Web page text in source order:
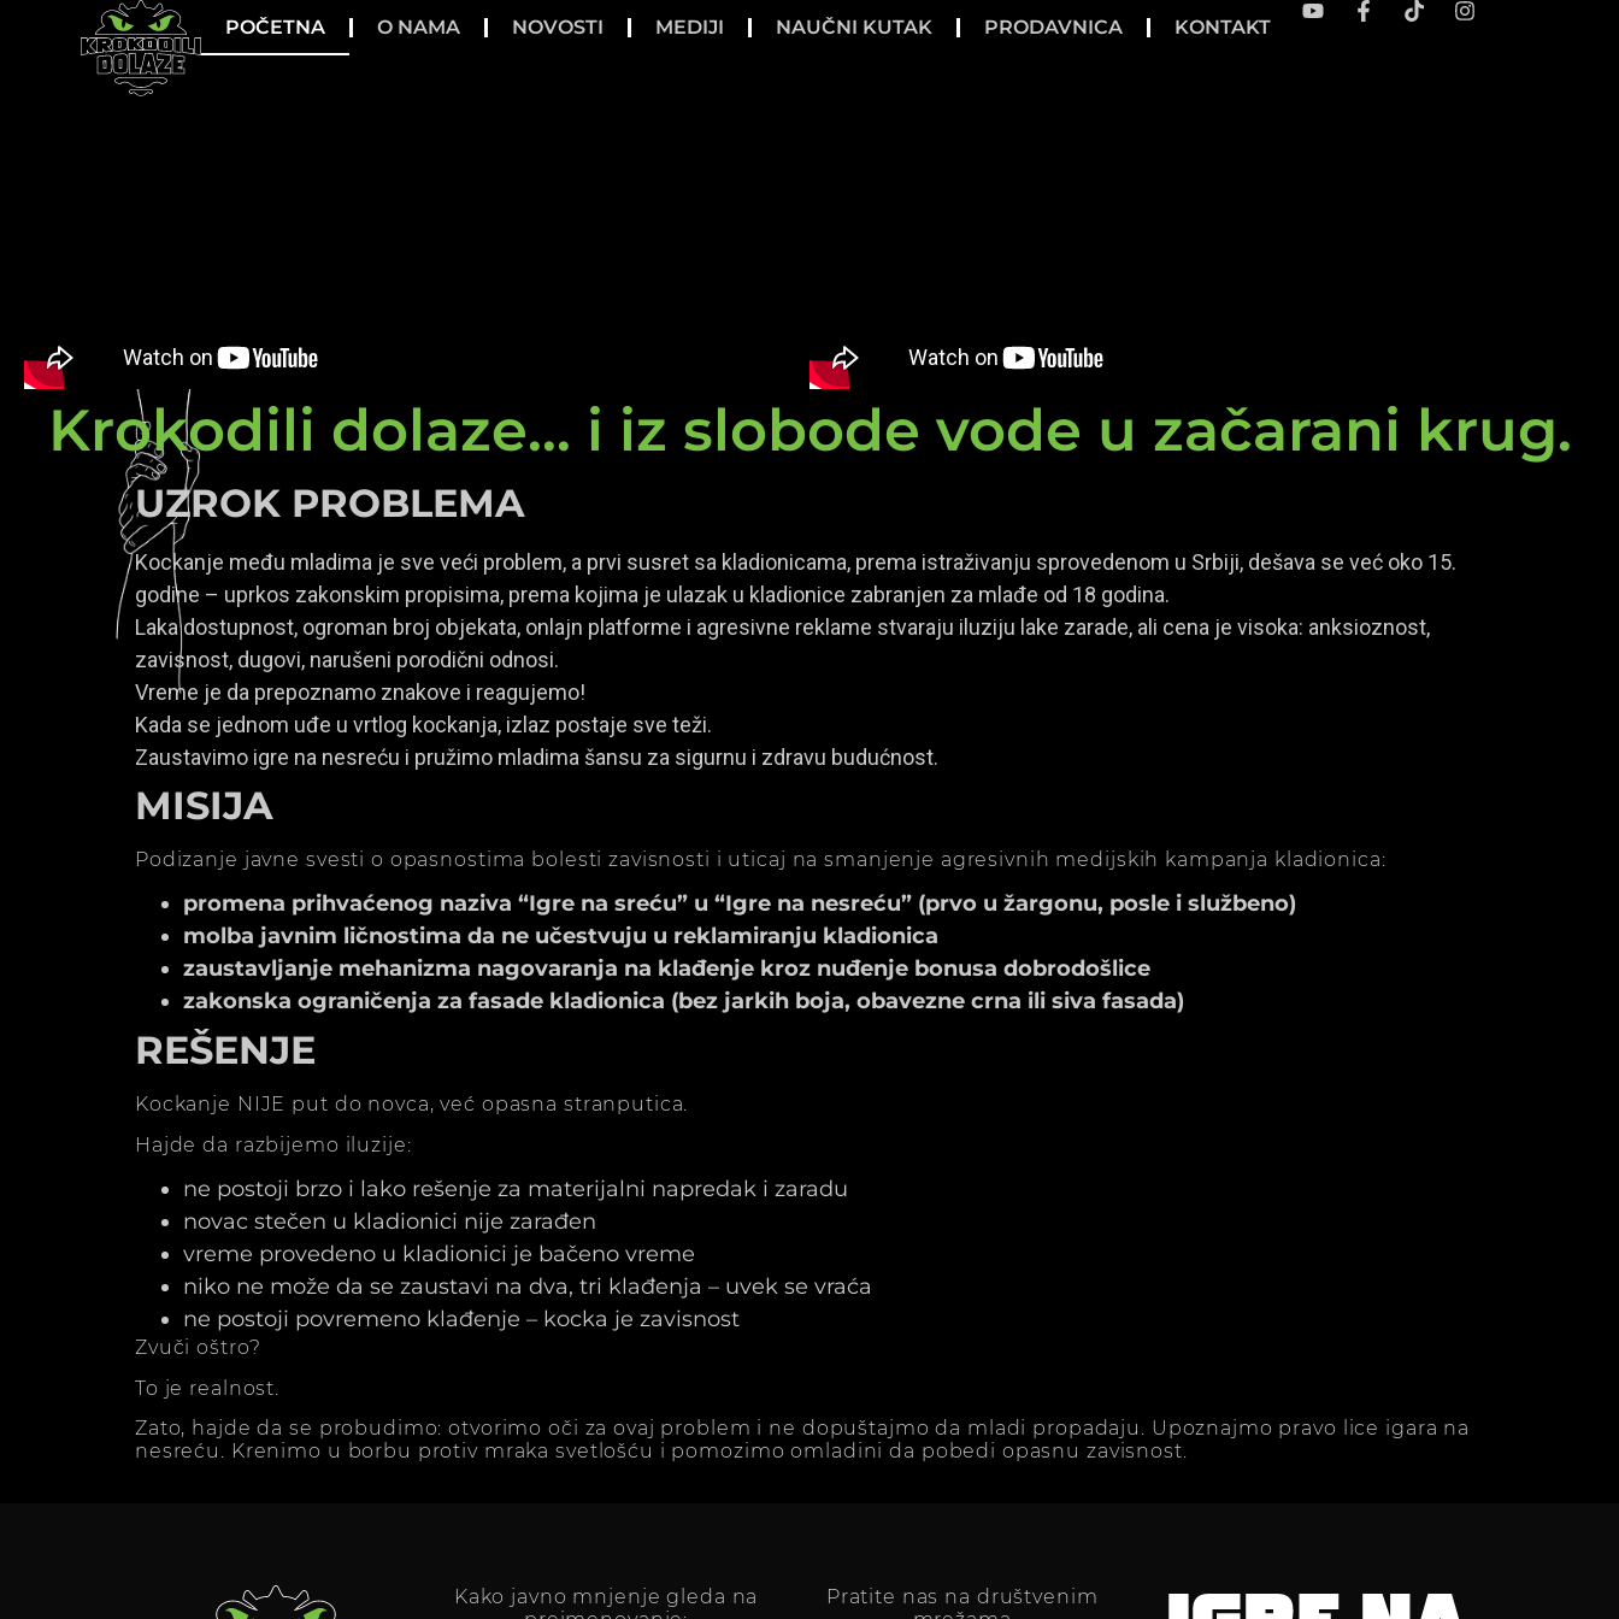
POČETNA O NAMA NOVOSTI MEDIJI NAUČNI KUTAK PRODAVNICA KONTAKT
Krokodili dolaze... i iz slobode vode u začarani krug.
UZROK PROBLEMA
Kockanje među mladima je sve veći problem, a prvi susret sa kladionicama, prema istraživanju sprovedenom u Srbiji, dešava se već oko 15.
godine – uprkos zakonskim propisima, prema kojima je ulazak u kladionice zabranjen za mlađe od 18 godina.
Laka dostupnost, ogroman broj objekata, onlajn platforme i agresivne reklame stvaraju iluziju lake zarade, ali cena je visoka: anksioznost,
zavisnost, dugovi, narušeni porodični odnosi.
Vreme je da prepoznamo znakove i reagujemo!
Kada se jednom uđe u vrtlog kockanja, izlaz postaje sve teži.
Zaustavimo igre na nesreću i pružimo mladima šansu za sigurnu i zdravu budućnost.
MISIJA
Podizanje javne svesti o opasnostima bolesti zavisnosti i uticaj na smanjenje agresivnih medijskih kampanja kladionica:
promena prihvaćenog naziva “Igre na sreću” u “Igre na nesreću” (prvo u žargonu, posle i službeno)
molba javnim ličnostima da ne učestvuju u reklamiranju kladionica
zaustavljanje mehanizma nagovaranja na klađenje kroz nuđenje bonusa dobrodošlice
zakonska ograničenja za fasade kladionica (bez jarkih boja, obavezne crna ili siva fasada)
REŠENJE
Kockanje NIJE put do novca, već opasna stranputica.
Hajde da razbijemo iluzije:
ne postoji brzo i lako rešenje za materijalni napredak i zaradu
novac stečen u kladionici nije zarađen
vreme provedeno u kladionici je bačeno vreme
niko ne može da se zaustavi na dva, tri klađenja – uvek se vraća
ne postoji povremeno klađenje – kocka je zavisnost
Zvuči oštro?
To je realnost.
Zato, hajde da se probudimo: otvorimo oči za ovaj problem i ne dopuštajmo da mladi propadaju. Upoznajmo pravo lice igara na
nesreću. Krenimo u borbu protiv mraka svetlošću i pomozimo omladini da pobedi opasnu zavisnost.
Kako javno mnjenje gleda na
Pratite nas na društvenim